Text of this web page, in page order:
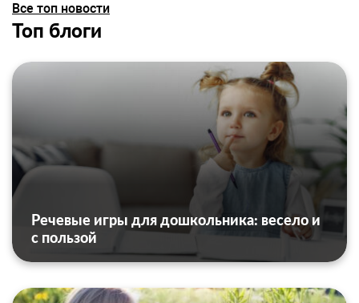
Все топ новости
Топ блоги
Речевые игры для дошкольника: весело и
с пользой